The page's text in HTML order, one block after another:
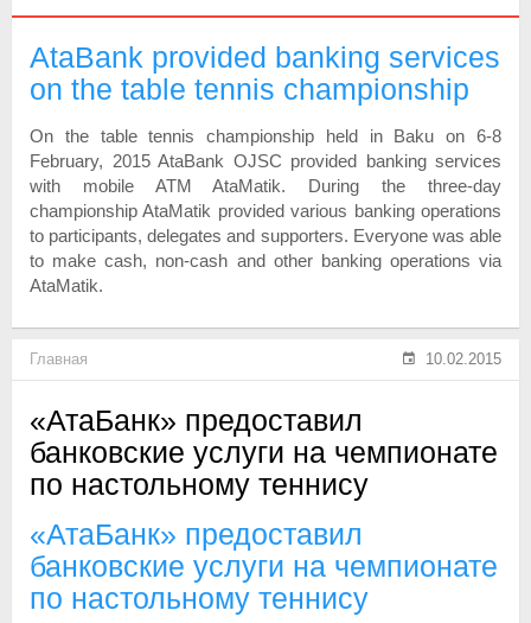
AtaBank provided banking services
on the table tennis championship
On the table tennis championship held in Baku on 6-8
February, 2015 AtaBank OJSC provided banking services
with mobile ATM AtaMatik. During the three-day
championship AtaMatik provided various banking operations
to participants, delegates and supporters. Everyone was able
to make cash, non-cash and other banking operations via
AtaMatik.
Главная 10.02.2015
«АтаБанк» предоставил
банковские услуги на чемпионате
по настольному теннису
«АтаБанк» предоставил
банковские услуги на чемпионате
по настольному теннису